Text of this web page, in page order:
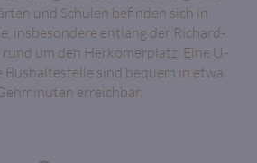
und Schulen befinden sich in
insbesondere entlang der Richard-
um den Herkomerplatz. Eine U-
Bushaltestelle sind bequem in etwa
erreichbar.